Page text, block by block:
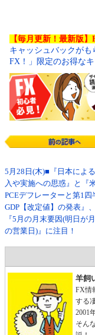
【毎月更新！最新版
キャッシュバックが
FX！」限定のお得な
5月28日(木)■『日本によ
入や実施への思惑』と『
PCEデフレーターと第1四
GDP【改定値】の発表』
『5月の月末要因(明日が
の営業日)』に注目！
羊飼
FX情
する
2001
そん